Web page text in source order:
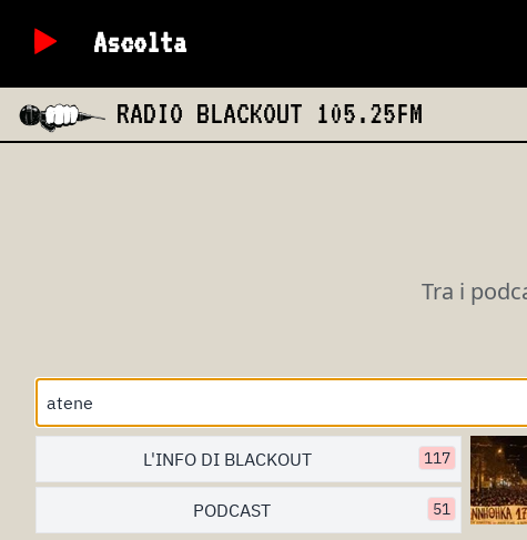
Ascolta
RADIO BLACKOUT 105.25FM
Tra i
L'INFO DI BLACKOUT 117
PODCAST 51